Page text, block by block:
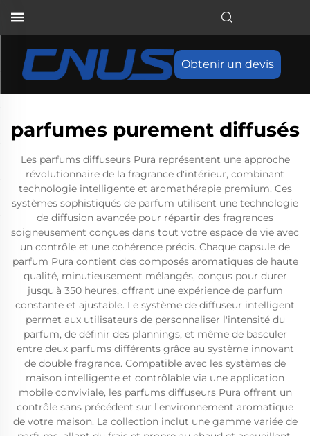
Obtenir un devis
parfumes purement diffusés
Les parfums diffuseurs Pura représentent une approche
révolutionnaire de la fragrance d'intérieur, combinant
technologie intelligente et aromathérapie premium. Ces
systèmes sophistiqués de parfum utilisent une technologie
de diffusion avancée pour répartir des fragrances
soigneusement conçues dans tout votre espace de vie avec
un contrôle et une cohérence précis. Chaque capsule de
parfum Pura contient des composés aromatiques de haute
qualité, minutieusement mélangés, conçus pour durer
jusqu'à 350 heures, offrant une expérience de parfum
constante et ajustable. Le système de diffuseur intelligent
permet aux utilisateurs de personnaliser l'intensité du
parfum, de définir des plannings, et même de basculer
entre deux parfums différents grâce au système innovant
de double fragrance. Compatible avec les systèmes de
maison intelligente et contrôlable via une application
mobile conviviale, les parfums diffuseurs Pura offrent un
contrôle sans précédent sur l'environnement aromatique
de votre maison. La collection inclut une gamme variée de